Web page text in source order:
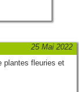
25 Mai 2022
plantes fleuries et